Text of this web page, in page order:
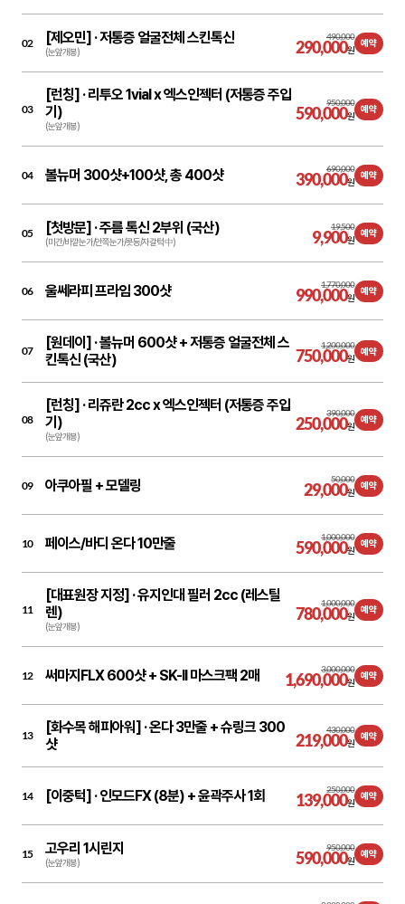
02 [제오민] ·저통증 얼굴전체 스킨톡신
(눈앞개봉)
490,000
290,000원
예약
03
[런칭] ·리투오 1vial x 엑스인젝터 (저통증 주입
기)
(눈앞개봉)
950,000
590,000원
예약
04 볼뉴머 300샷+100샷, 총 400샷 690,000
390,000원
예약
05 [첫방문] ·주름 톡신 2부위 (국산)
(미간/바깥눈가/안쪽눈가/콧등/자갈턱 中)
19,500
9,900원
예약
06 울쎄라피 프라임 300샷 1,770,000
990,000원
예약
07 [원데이] ·볼뉴머 600샷 + 저통증 얼굴전체 스
킨톡신 (국산)
1,200,000
750,000원
예약
08
[런칭] ·리쥬란 2cc x 엑스인젝터 (저통증 주입
기)
(눈앞개봉)
390,000
250,000원
예약
09 아쿠아필 + 모델링 50,000
29,000원
예약
10 페이스/바디 온다 10만줄 1,000,000
590,000원
예약
11
[대표원장 지정] ·유지인대 필러 2cc (레스틸
렌)
(눈앞개봉)
1,000,000
780,000원
예약
12 써마지FLX 600샷 + SK-II 마스크팩 2매 3,000,000
1,690,000원
예약
13 [화수목 해피아워] ·온다 3만줄 + 슈링크 300
샷
430,000
219,000원
예약
14 [이중턱] ·인모드FX (8분) + 윤곽주사 1회 250,000
139,000원
예약
15 고우리 1시린지
(눈앞개봉)
950,000
590,000원
예약